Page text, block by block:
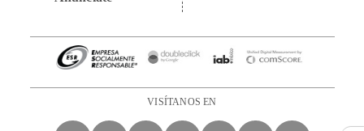
VISÍTANOS EN